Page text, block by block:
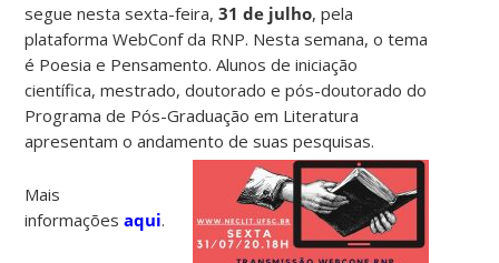
segue nesta sexta-feira,31 de julho, pela
plataforma WebConf da RNP. Nesta semana, o tema
é Poesia e Pensamento. Alunos de iniciação
científica, mestrado, doutorado e pós-doutorado do
Programa de Pós-Graduação em Literatura
apresentam o andamento de suas pesquisas.
Mais
informaçõesaqui.